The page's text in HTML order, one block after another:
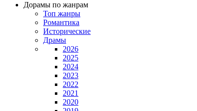
Дорамы по жанрам
Топ жанры
Романтика
Исторические
Драмы
2026
2025
2024
2023
2022
2021
2020